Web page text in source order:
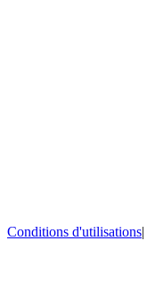
Conditions d'utilisations|